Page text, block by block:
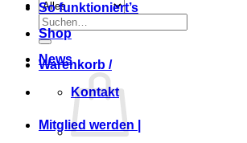
Suchen
nach:
Warenkorb /
So funktioniert’s
Shop
News
Kontakt
Mitglied werden |